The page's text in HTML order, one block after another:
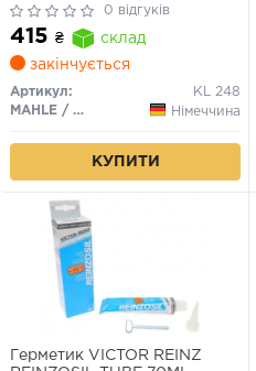
0 відгуків
415 ₴
склад
закінчується
Артикул:
KL 248
MAHLE / KNECHT
Німеччина
КУПИТИ
Герметик VICTOR REINZ